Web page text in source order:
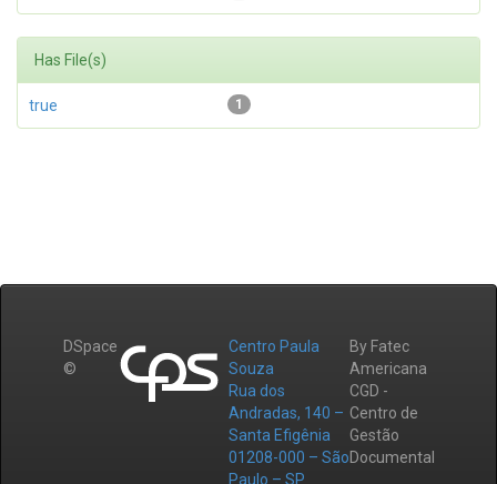
Has File(s)
1
true
DSpace
©
Centro Paula
Souza
Rua dos
Andradas, 140 –
Santa Efigênia
01208-000 – São
Paulo – SP
By Fatec
Americana
CGD -
Centro de
Gestão
Documental